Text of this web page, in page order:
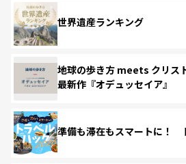
世界遺産ランキング
地球の歩き方 meets クリス
最新作『オデュッセイア』
準備も滞在もスマートに！